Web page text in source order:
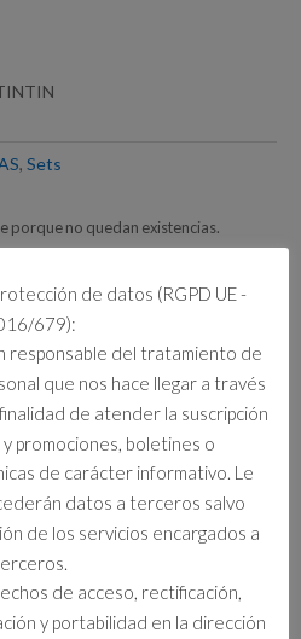
, Sets
porque no quedan existencias.
de datos (RGPD UE -
679):
responsable del tratamiento de
que nos hace llegar a través
de atender la suscripción
promociones, boletines o
de carácter informativo. Le
datos a terceros salvo
de los servicios encargados a
de acceso, rectificación,
y portabilidad en la dirección